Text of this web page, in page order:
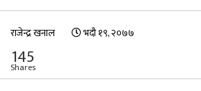
राजेन्द्र खनाल भदौ १९, २०७७
145
Shares